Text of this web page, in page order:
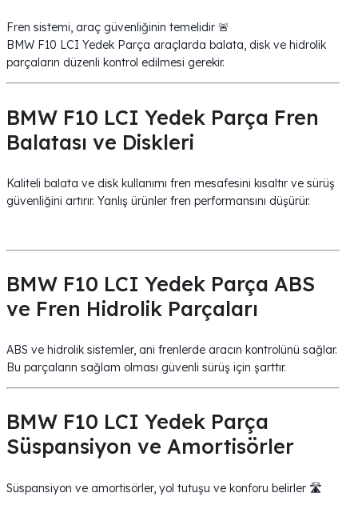
Fren sistemi, araç güvenliğinin temelidir 🚨
BMW F10 LCI Yedek Parça araçlarda balata, disk ve hidrolik
parçaların düzenli kontrol edilmesi gerekir.
BMW F10 LCI Yedek Parça Fren
Balatası ve Diskleri
Kaliteli balata ve disk kullanımı fren mesafesini kısaltır ve sürüş
güvenliğini artırır. Yanlış ürünler fren performansını düşürür.
BMW F10 LCI Yedek Parça ABS
ve Fren Hidrolik Parçaları
ABS ve hidrolik sistemler, ani frenlerde aracın kontrolünü sağlar.
Bu parçaların sağlam olması güvenli sürüş için şarttır.
BMW F10 LCI Yedek Parça
Süspansiyon ve Amortisörler
Süspansiyon ve amortisörler, yol tutuşu ve konforu belirler 🛣️